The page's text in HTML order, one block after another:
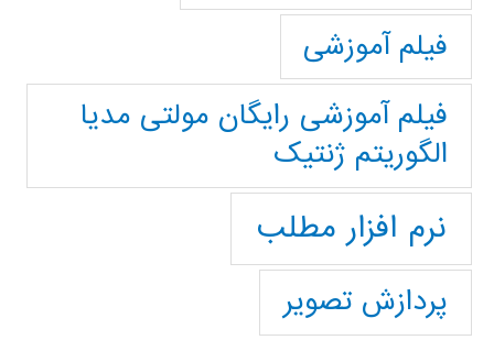
فیلم آموزشی
فیلم آموزشی رایگان مولتی مدیا
الگوریتم ژنتیک
نرم افزار مطلب
پردازش تصویر